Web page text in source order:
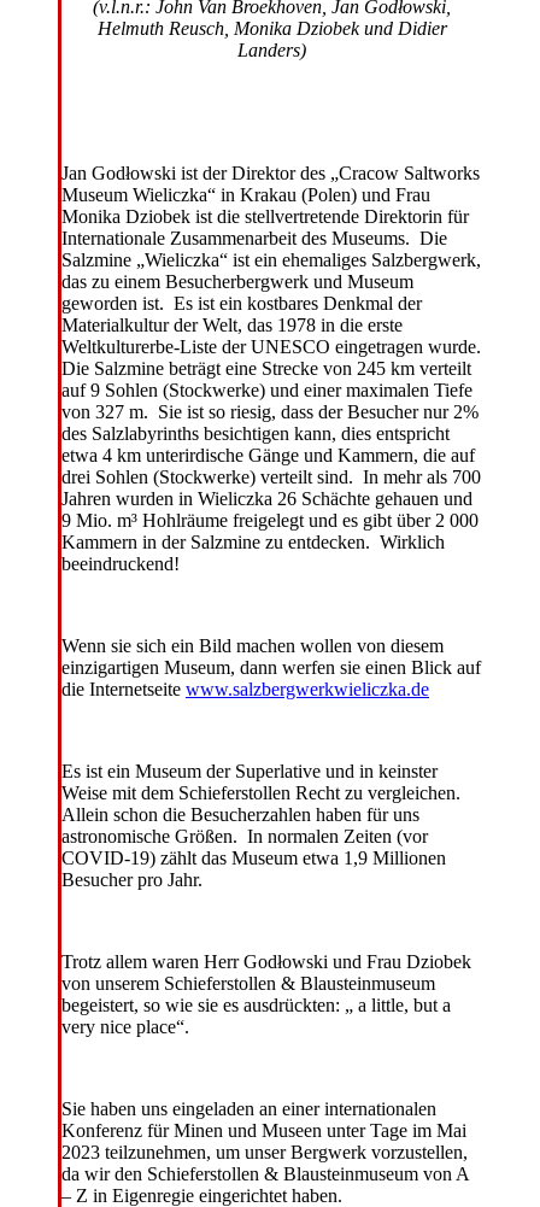
(v.l.n.r.: John Van Broekhoven, Jan Godłowski,
Helmuth Reusch, Monika Dziobek und Didier
Landers)
Jan Godłowski ist der Direktor des „Cracow Saltworks
Museum Wieliczka“ in Krakau (Polen) und Frau
Monika Dziobek ist die stellvertretende Direktorin für
Internationale Zusammenarbeit des Museums. Die
Salzmine „Wieliczka“ ist ein ehemaliges Salzbergwerk,
das zu einem Besucherbergwerk und Museum
geworden ist. Es ist ein kostbares Denkmal der
Materialkultur der Welt, das 1978 in die erste
Weltkulturerbe-Liste der UNESCO eingetragen wurde.
Die Salzmine beträgt eine Strecke von 245 km verteilt
auf 9 Sohlen (Stockwerke) und einer maximalen Tiefe
von 327 m. Sie ist so riesig, dass der Besucher nur 2%
des Salzlabyrinths besichtigen kann, dies entspricht
etwa 4 km unterirdische Gänge und Kammern, die auf
drei Sohlen (Stockwerke) verteilt sind. In mehr als 700
Jahren wurden in Wieliczka 26 Schächte gehauen und
9 Mio. m³ Hohlräume freigelegt und es gibt über 2 000
Kammern in der Salzmine zu entdecken. Wirklich
beeindruckend!
Wenn sie sich ein Bild machen wollen von diesem
einzigartigen Museum, dann werfen sie einen Blick auf
die Internetseite www.salzbergwerkwieliczka.de
Es ist ein Museum der Superlative und in keinster
Weise mit dem Schieferstollen Recht zu vergleichen.
Allein schon die Besucherzahlen haben für uns
astronomische Größen. In normalen Zeiten (vor
COVID-19) zählt das Museum etwa 1,9 Millionen
Besucher pro Jahr.
Trotz allem waren Herr Godłowski und Frau Dziobek
von unserem Schieferstollen & Blausteinmuseum
begeistert, so wie sie es ausdrückten: „ a little, but a
very nice place“.
Sie haben uns eingeladen an einer internationalen
Konferenz für Minen und Museen unter Tage im Mai
2023 teilzunehmen, um unser Bergwerk vorzustellen,
da wir den Schieferstollen & Blausteinmuseum von A
– Z in Eigenregie eingerichtet haben.